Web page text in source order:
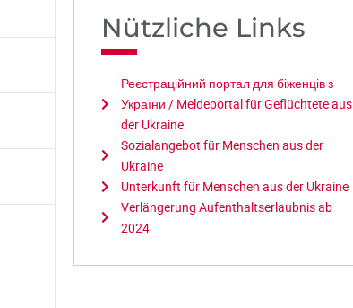
Nützliche Links
Реєстраційний портал для біженців з
України / Meldeportal für Geflüchtete aus
der Ukraine
Sozialangebot für Menschen aus der
Ukraine
Unterkunft für Menschen aus der Ukraine
Verlängerung Aufenthaltserlaubnis ab
2024